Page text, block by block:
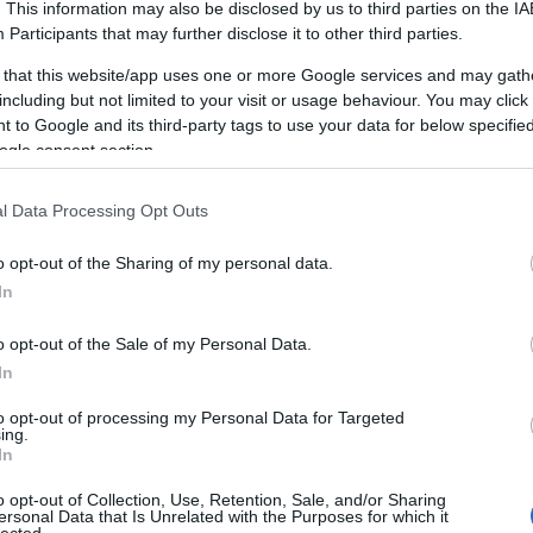
This information may also be disclosed by us to third parties on the
Participants that may further disclose it to other third parties.
that this website/app uses one or more Google services and may
but not limited to your visit or usage behaviour. You may
to Google and its third-party tags to use your data for below
consent section.
Data Processing Opt Outs
opt-out of the Sharing of my personal data.
opt-out of the Sale of my Personal Data.
opt-out of processing my Personal Data for Targeted
opt-out of Collection, Use, Retention, Sale, and/or Sharing
Data that Is Unrelated with the Purposes for which it
TAMÁSI TERMÁLFÜRDŐ, FÜRDŐ,
ÉLMÉNYFÜRDŐ
télen és nyáron egyaránt.
GYEREKEKNEK 2019
Az önfejlesztés egy olyan átfogó folyamat,
tudásának és általános jólétének